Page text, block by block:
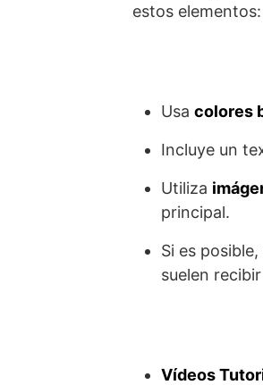
estos elementos:
Usa colores
Incluye un
Utiliza
principal.
Si es
suelen
Vídeos